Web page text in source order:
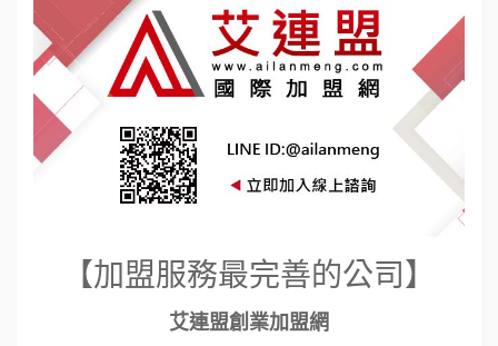
【加盟服務最完善的公司】
艾連盟創業加盟網